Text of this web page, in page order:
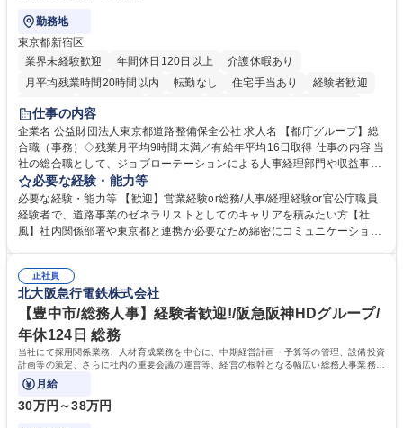
勤務地
東京都新宿区
業界未経験歓迎
年間休日120日以上
介護休暇あり
月平均残業時間20時間以内
転勤なし 住宅手当あり
経験者歓迎
研修あり
退職金あり
駅近5分以内
資格取得手当あり 食事補助あり
仕事の内容
企業名 公益財団法人東京都道路整備保全公社 求人名 【都庁グループ】総
合職（事務）◇残業月平均9時間未満／有給年平均16日取得 仕事の内容 当
社の総合職として、ジョブローテーションによる人事経理部門や収益事業
等のフロント部門の部署等幅広い部署での業務をお任せいたします。研修
制度やキャリア支援が充実しております！ ※下記業務詳細 【業務詳細】■
管理部門：広報、人事、経理など当公社の運営に係る管理業務 ■収益部
門：駐車場の新規開拓、管理運営、新宿駅西口広場の「イベントコーナ
道路施設や道路工事現場の見学ツアー事業 ※入社後は上記いずれかの部門
へ配属。※業務内容変更の範囲：会社の定める業務 募集職種 【都庁グル
ープ】総合職（事務）◇残業月平均9時間未満／有給年平均16日取得
必要な経験・能力等
必要な経験・能力等 【歓迎】営業経験or総務/人事/経理経験or官公庁職員
経験者で、道路事業のゼネラリストとしてのキャリアを積みたい方【社
風】社内関係部署や東京都と連携が必要なため綿密にコミュニケーション
部門など多岐に渡る業務を経験できます。 ■様々なプロジェクト：駐車場
事業の他、新宿駅西口広場内に設置された照明を兼ねた広告「ブライトサ
イン」の管理運営を行うなど、事業収益を生み出す活動を積極的に行って
います。 学歴・資格 学歴：大学院 大学 高専 短大 専修学校 高校 語学力：
資格：
正社員
北大阪急行電鉄株式会社
【豊中市/総務人事】経験者歓迎!/阪急阪神HDグループ/
年休124日 総務
当社にて採用関係業務、人材育成業務を中心に、中期経営計画・予算等の管理、設備投資
計画等の策定、さらに社内の重要会議の運営等、経営の根幹となる幅広い総務人事業務全
般を担当していただきます。
月給
30万円～38万円